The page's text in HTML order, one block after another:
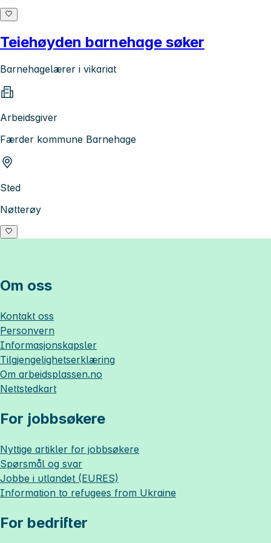
Teiehøyden barnehage søker
Barnehagelærer i vikariat
Arbeidsgiver
Færder kommune Barnehage
Sted
Nøtterøy
Om oss
Kontakt oss
Personvern
Informasjonskapsler
Tilgjengelighetserklæring
Om arbeidsplassen.no
Nettstedkart
For jobbsøkere
Nyttige artikler for jobbsøkere
Spørsmål og svar
Jobbe i utlandet (EURES)
Information to refugees from Ukraine
For bedrifter